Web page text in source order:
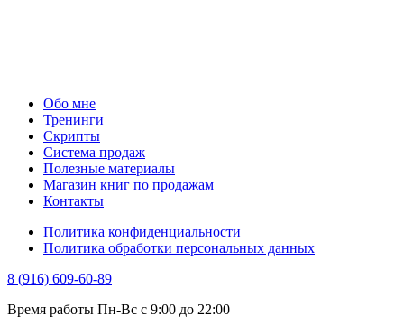
Обо мне
Тренинги
Скрипты
Система продаж
Полезные материалы
Магазин книг по продажам
Контакты
Политика конфиденциальности
Политика обработки персональных данных
8 (916) 609-60-89
Время работы Пн-Вс с 9:00 до 22:00